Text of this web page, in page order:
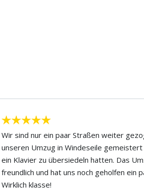
Wir sind nur ein paar Straßen weiter
unseren Umzug in Windeseile
ein Klavier zu übersiedeln hatten. Das
freundlich und hat uns noch geholfen ein
Wirklich klasse!